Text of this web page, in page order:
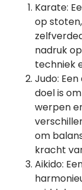
Karate:
op
nadruk
techniek
Judo:
doel is
werpen
om
kracht
Aikido: